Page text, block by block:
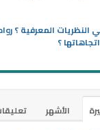
النظريات المعرفية ؟
؟
الأشهر